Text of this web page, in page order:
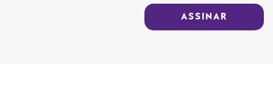
ASSINAR